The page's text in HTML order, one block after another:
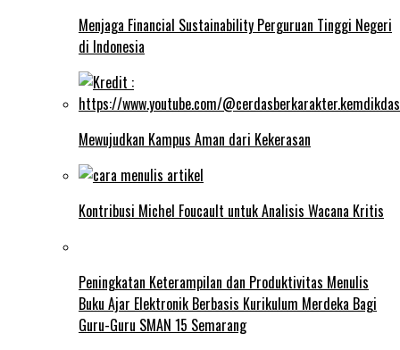
Menjaga Financial Sustainability Perguruan Tinggi Negeri
di Indonesia
Mewujudkan Kampus Aman dari Kekerasan
Kontribusi Michel Foucault untuk Analisis Wacana Kritis
Peningkatan Keterampilan dan Produktivitas Menulis
Buku Ajar Elektronik Berbasis Kurikulum Merdeka Bagi
Guru-Guru SMAN 15 Semarang